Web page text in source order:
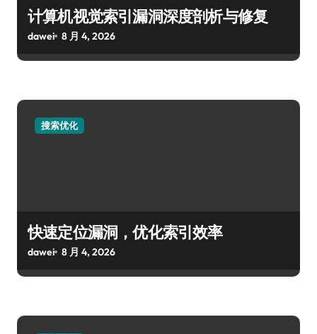
计算机视觉索引漏洞深度剖析与修复
dawei 8 月 4, 2026
搜索优化
快速定位漏洞，优化索引效率
dawei 8 月 4, 2026